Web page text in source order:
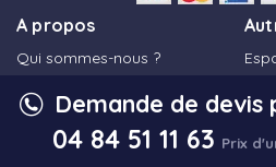
A propos
Qui sommes-nous ?
Comment ça marche ?
Des questions ?
Demande de devis
04 84 51 11 63 Prix